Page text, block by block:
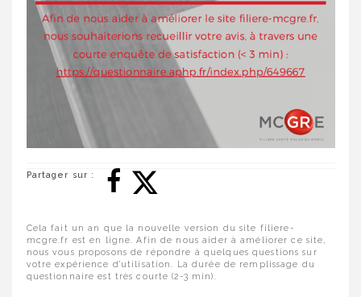
Partager sur :
Cela fait un an que la nouvelle version du site filiere-
mcgre.fr est en ligne. Afin de nous aider à améliorer ce site,
nous vous proposons de répondre à quelques questions sur
votre expérience d’utilisation. La durée de remplissage du
questionnaire est très courte (2-3 min).